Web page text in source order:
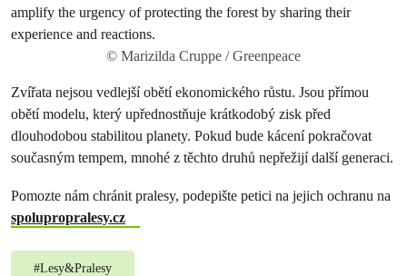
© Marizilda Cruppe / Greenpeace
Zvířata nejsou vedlejší obětí ekonomického růstu. Jsou přímou
obětí modelu, který upřednostňuje krátkodobý zisk před
dlouhodobou stabilitou planety. Pokud bude kácení pokračovat
současným tempem, mnohé z těchto druhů nepřežijí další generaci.
Pomozte nám chránit pralesy, podepište petici na jejich ochranu na
spolupropralesy.cz
#Lesy&Pralesy